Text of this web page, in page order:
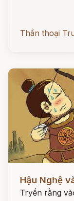
Thần thoại
Hậu Nghệ
Tryền rằng